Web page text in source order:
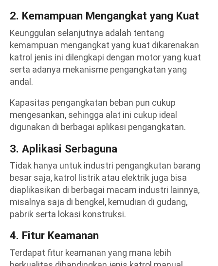
2. Kemampuan Mengangkat yang Kuat
Keunggulan selanjutnya adalah tentang
kemampuan mengangkat yang kuat dikarenakan
katrol jenis ini dilengkapi dengan motor yang kuat
serta adanya mekanisme pengangkatan yang
andal.
Kapasitas pengangkatan beban pun cukup
mengesankan, sehingga alat ini cukup ideal
digunakan di berbagai aplikasi pengangkatan.
3. Aplikasi Serbaguna
Tidak hanya untuk industri pengangkutan barang
besar saja, katrol listrik atau elektrik juga bisa
diaplikasikan di berbagai macam industri lainnya,
misalnya saja di bengkel, kemudian di gudang,
pabrik serta lokasi konstruksi.
4. Fitur Keamanan
Terdapat fitur keamanan yang mana lebih